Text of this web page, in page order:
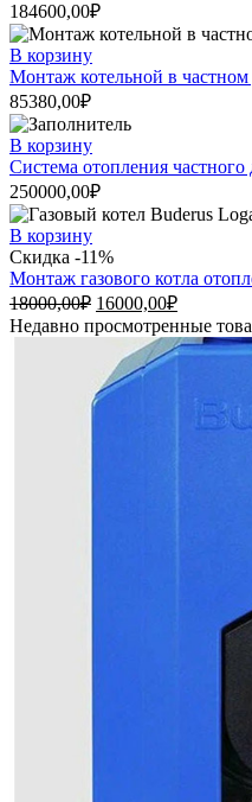
184600,00₽
В корзину
Монтаж котельной в
85380,00₽
В корзину
Система отопления
250000,00₽
В корзину
Скидка -11%
Монтаж газового котла
18000,00₽ 16000,00₽
Недавно просмотренные